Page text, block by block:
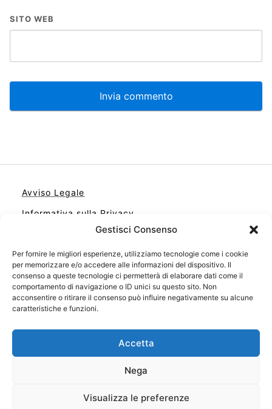
Gestisci Consenso
Per fornire le migliori esperienze, utilizziamo tecnologie come i cookie
per memorizzare e/o accedere alle informazioni del dispositivo. Il
consenso a queste tecnologie ci permetterà di elaborare dati come il
comportamento di navigazione o ID unici su questo sito. Non
acconsentire o ritirare il consenso può influire negativamente su alcune
caratteristiche e funzioni.
Accetta
Nega
Visualizza le preferenze
SITO WEB
Avviso Legale
Informativa sulla Privacy
Contatto
Cookie Policy (UE)